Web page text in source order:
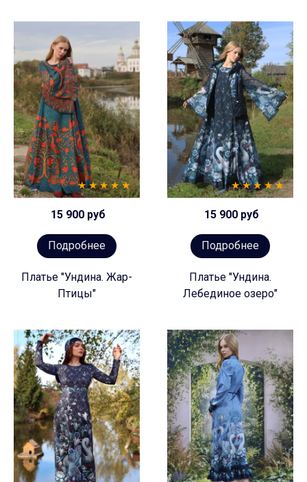
15 900 руб
Подробнее
Платье "Ундина. Жар-
Птицы"
15 900 руб
Подробнее
Платье "Ундина.
Лебединое озеро"